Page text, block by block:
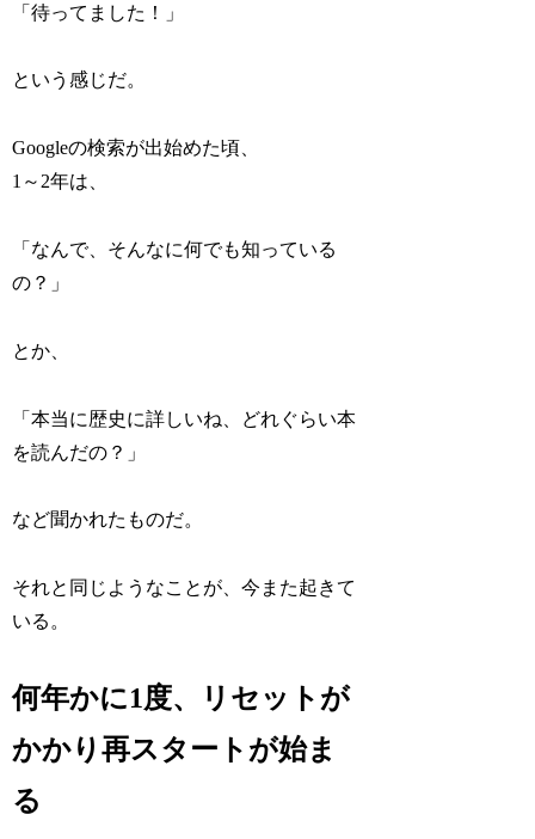
「待ってました！」
という感じだ。
Googleの検索が出始めた頃、
1～2年は、
「なんで、そんなに何でも知っている
の？」
とか、
「本当に歴史に詳しいね、どれぐらい本
を読んだの？」
など聞かれたものだ。
それと同じようなことが、今また起きて
いる。
何年かに1度、リセットが
かかり再スタートが始ま
る